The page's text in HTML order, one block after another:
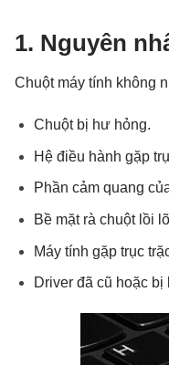
1. Nguyên
Chuột máy tính không
Chuột bị hư hỏng.
Hệ điều hành gặp
Phần cảm quang
Bề mặt rà chuột lồi
Máy tính gặp trục
Driver đã cũ hoặc bị